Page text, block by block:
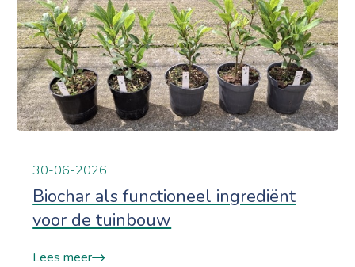
30-06-2026
Biochar als functioneel ingrediënt
voor de tuinbouw
Lees meer